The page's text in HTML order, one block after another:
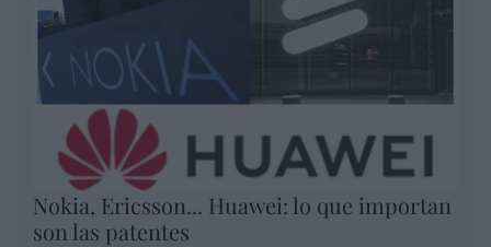
Nokia, Ericsson... Huawei: lo que importan
son las patentes